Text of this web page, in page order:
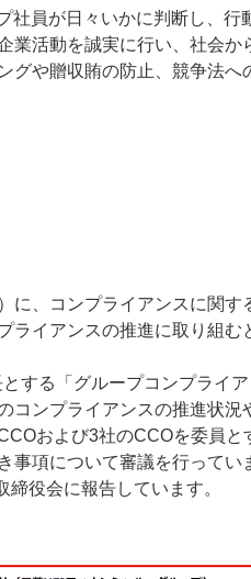
員が日々いかに判断し、
活動を誠実に行い、社会か
や贈収賄の防止、競争法
、コンプライアンスに関
イアンスの推進に取り組
する「グループコンプライ
ンプライアンスの推進状
および3社のCCOを委員
項について審議を行ってい
役会に報告しています。